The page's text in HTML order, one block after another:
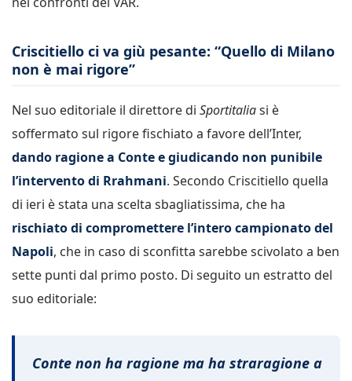
Criscitiello ci va giù pesante: “Quello di Milano
non è mai rigore”
Nel suo editoriale il direttore di Sportitaliasi è
soffermato sul rigore fischiato a favore dell’Inter,
dando ragione a Conte e giudicando non punibile
l’intervento di Rrahmani. Secondo Criscitiello quella
di ieri è stata una scelta sbagliatissima, che ha
rischiato di compromettere l’intero campionato del
Napoli, che in caso di sconfitta sarebbe scivolato a ben
sette punti dal primo posto. Di seguito un estratto del
suo editoriale:
Conte non ha ragione ma ha straragione a